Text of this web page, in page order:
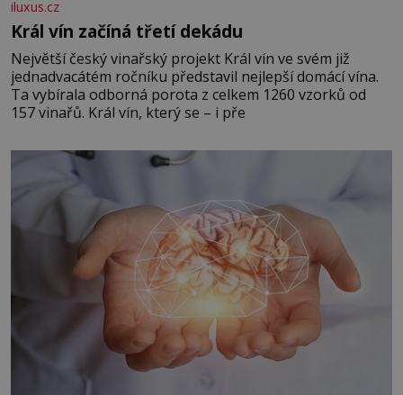
iluxus.cz
Král vín začíná třetí dekádu
Největší český vinařský projekt Král vín ve svém již
jednadvacátém ročníku představil nejlepší domácí vína.
Ta vybírala odborná porota z celkem 1260 vzorků od
157 vinařů. Král vín, který se – i pře